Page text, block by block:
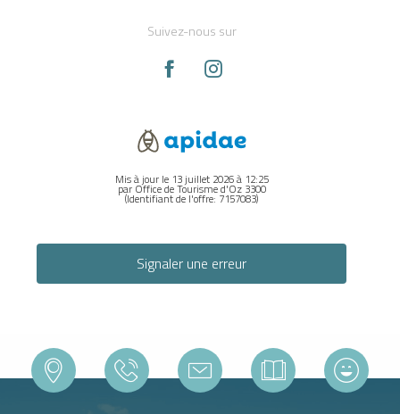
Suivez-nous sur
Mis à jour le 13 juillet 2026 à 12:25
par Office de Tourisme d'Oz 3300
(Identifiant de l'offre: 7157083)
Signaler une erreur